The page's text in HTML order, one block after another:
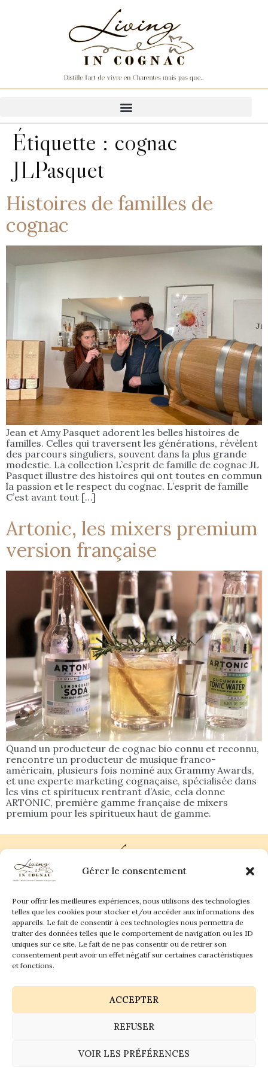
Gérer le consentement
Pour offrir les meilleures expériences, nous utilisons des technologies
telles que les cookies pour stocker et/ou accéder aux informations des
appareils. Le fait de consentir à ces technologies nous permettra de
traiter des données telles que le comportement de navigation ou les ID
uniques sur ce site. Le fait de ne pas consentir ou de retirer son
consentement peut avoir un effet négatif sur certaines caractéristiques
et fonctions.
ACCEPTER
REFUSER
VOIR LES PRÉFÉRENCES
Étiquette : cognac
JLPasquet
Histoires de familles de
cognac
Jean et Amy Pasquet adorent les belles histoires de
familles. Celles qui traversent les générations, révèlent
des parcours singuliers, souvent dans la plus grande
modestie. La collection L’esprit de famille de cognac JL
Pasquet illustre des histoires qui ont toutes en commun
la passion et le respect du cognac. L’esprit de famille
C’est avant tout […]
Artonic, les mixers premium
version française
Quand un producteur de cognac bio connu et reconnu,
rencontre un producteur de musique franco-
américain, plusieurs fois nominé aux Grammy Awards,
et une experte marketing cognaçaise, spécialisée dans
les vins et spiritueux rentrant d’Asie, cela donne
ARTONIC, première gamme française de mixers
premium pour les spiritueux haut de gamme.
Plan du site
Living in Cognac Land
La vigne & Le verre
Newsletter
Dégustation sensorielle & Écriture
Contact
anne@livingincognac.com